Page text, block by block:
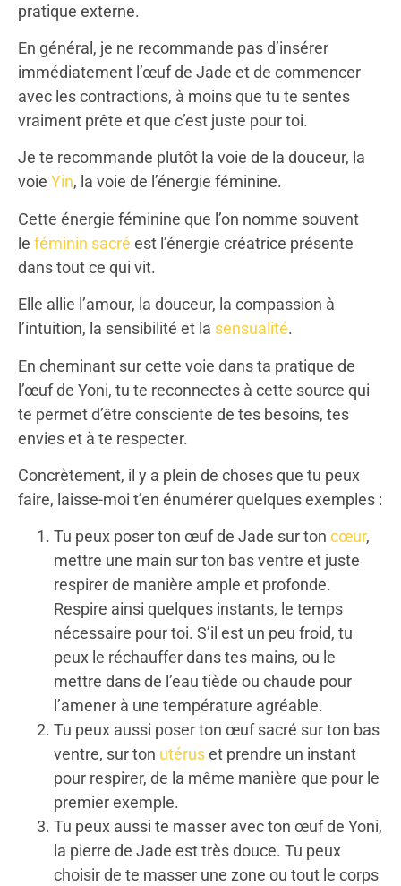
pratique externe.
En général, je ne recommande pas d’insérer
immédiatement l’œuf de Jade et de commencer
avec les contractions, à moins que tu te sentes
vraiment prête et que c’est juste pour toi.
Je te recommande plutôt la voie de la douceur, la
voie Yin, la voie de l’énergie féminine.
Cette énergie féminine que l’on nomme souvent
le féminin sacré est l’énergie créatrice présente
dans tout ce qui vit.
Elle allie l’amour, la douceur, la compassion à
l’intuition, la sensibilité et la sensualité.
En cheminant sur cette voie dans ta pratique de
l’œuf de Yoni, tu te reconnectes à cette source qui
te permet d’être consciente de tes besoins, tes
envies et à te respecter.
Concrètement, il y a plein de choses que tu peux
faire, laisse-moi t’en énumérer quelques exemples :
Tu peux poser ton œuf de Jade sur ton cœur,
mettre une main sur ton bas ventre et juste
respirer de manière ample et profonde.
Respire ainsi quelques instants, le temps
nécessaire pour toi. S’il est un peu froid, tu
peux le réchauffer dans tes mains, ou le
mettre dans de l’eau tiède ou chaude pour
l’amener à une température agréable.
Tu peux aussi poser ton œuf sacré sur ton bas
ventre, sur ton utéruset prendre un instant
pour respirer, de la même manière que pour le
premier exemple.
Tu peux aussi te masser avec ton œuf de Yoni,
la pierre de Jade est très douce. Tu peux
choisir de te masser une zone ou tout le corps